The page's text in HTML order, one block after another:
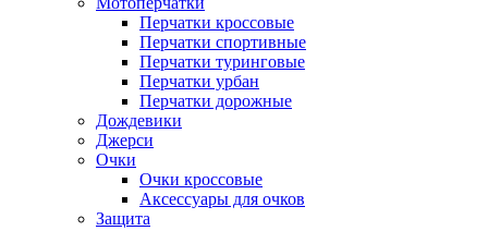
Перчатки кроссовые
Перчатки спортивные
Перчатки туринговые
Перчатки урбан
Перчатки дорожные
Дождевики
Джерси
Очки
Очки кроссовые
Аксессуары для очков
Защита